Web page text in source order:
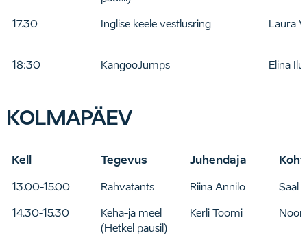
17.30 Inglise keele vestlusring Laura
18:30 KangooJumps Elina
KOLMAPÄEV
Kell Tegevus Juhendaja Koht
13.00-15.00 Rahvatants Riina Annilo Saal
14.30-15.30
Keha-ja meel
(Hetkel pausil)
Kerli Toomi